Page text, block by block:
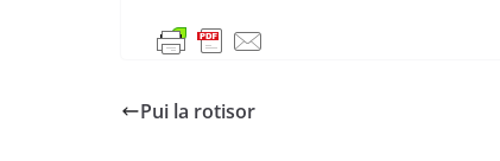
Pui la rotisor